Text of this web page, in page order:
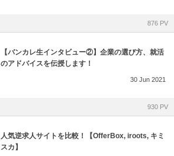
876 PV
【バンカレ生インタビュー②】企業の選び方、就活
のアドバイスを伝授します！
30 Jun 2021
930 PV
人気逆求人サイトを比較！【OfferBox, iroots, キミ
スカ】